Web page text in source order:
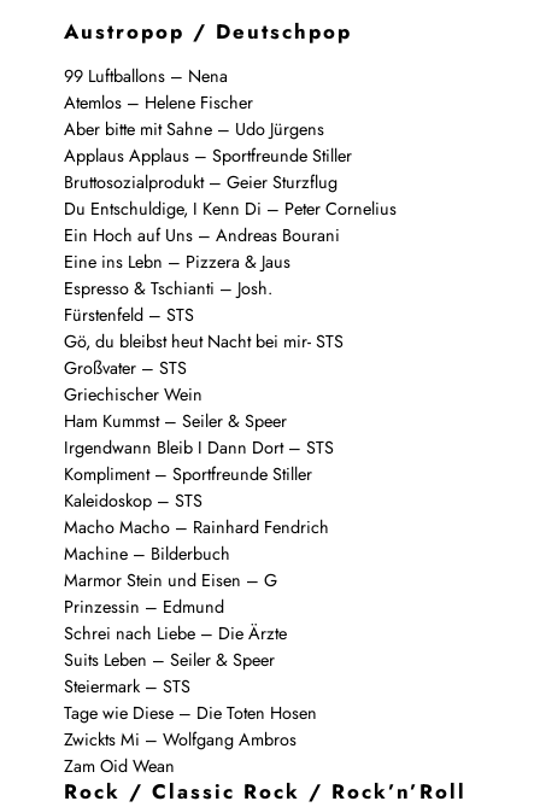
Austropop / Deutschpop
99 Luftballons – Nena
Atemlos – Helene Fischer
Aber bitte mit Sahne – Udo Jürgens
Applaus Applaus – Sportfreunde Stiller
Bruttosozialprodukt – Geier Sturzflug
Du Entschuldige, I Kenn Di – Peter Cornelius
Ein Hoch auf Uns – Andreas Bourani
Eine ins Lebn – Pizzera & Jaus
Espresso & Tschianti – Josh.
Fürstenfeld – STS
Gö, du bleibst heut Nacht bei mir- STS
Großvater – STS
Griechischer Wein
Ham Kummst – Seiler & Speer
Irgendwann Bleib I Dann Dort – STS
Kompliment – Sportfreunde Stiller
Kaleidoskop – STS
Macho Macho – Rainhard Fendrich
Machine – Bilderbuch
Marmor Stein und Eisen – G
Prinzessin – Edmund
Schrei nach Liebe – Die Ärzte
Suits Leben – Seiler & Speer
Steiermark – STS
Tage wie Diese – Die Toten Hosen
Zwickts Mi – Wolfgang Ambros
Zam Oid Wean
Rock / Classic Rock / Rock’n’Roll